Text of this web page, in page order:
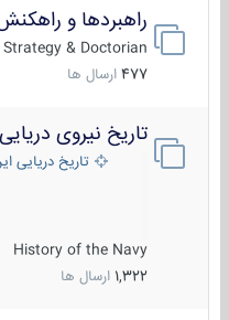
راهبردها و راهکنش
Strategy & Doctorian
477 ارسال ها
تاریخ نیروی دریایی
تاریخ دریایی
History of the Navy
1,322 ارسال ها